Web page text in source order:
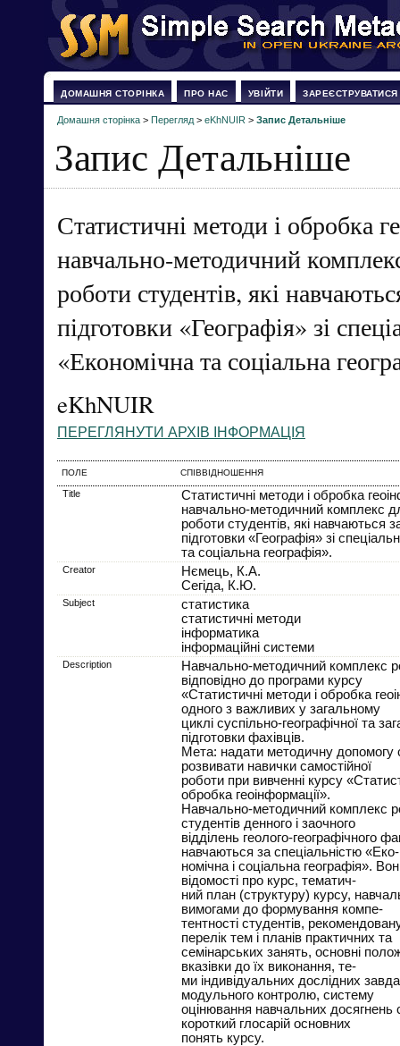
ДОМАШНЯ СТОРІНКА ПРО НАС УВІЙТИ ЗАРЕЄСТРУВАТИСЯ
Домашня сторінка > Перегляд > eKhNUIR > Запис Детальніше
Запис Детальніше
Статистичні методи і обробка
навчально-методичний
роботи студентів, які
підготовки «Географія» зі
«Економічна та соціальна
eKhNUIR
ПЕРЕГЛЯНУТИ АРХІВ ІНФОРМАЦІЯ
ПОЛЕ СПІВВІДНОШЕННЯ
Title
Статистичні методи і обробка
навчально-методичний комплекс
роботи студентів, які навчаються
підготовки «Географія» зі
та соціальна географія».
Creator
Нємець, К.А.
Сегіда, К.Ю.
Subject
статистика
статистичні методи
інформатика
інформаційні системи
Description
Навчально-методичний комплекс
відповідно до програми курсу
«Статистичні методи і обробка
одного з важливих у загальному
циклі суспільно-географічної та
підготовки фахівців.
Мета: надати методичну допомогу
розвивати навички самостійної
роботи при вивченні курсу
обробка геоінформації».
Навчально-методичний комплекс
студентів денного і заочного
відділень геолого-географічного
навчаються за спеціальністю «Еко-
номічна і соціальна географія».
відомості про курс, тематич-
ний план (структуру) курсу,
вимогами до формування компе-
тентності студентів,
перелік тем і планів практичних та
семінарських занять, основні
вказівки до їх виконання, те-
ми індивідуальних дослідних
модульного контролю, систему
оцінювання навчальних досягнень
короткий глосарій основних
понять курсу.